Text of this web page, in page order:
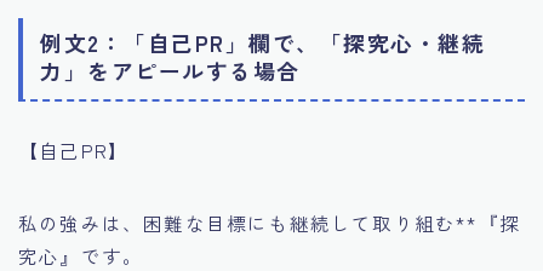
例文2：「自己PR」欄で、「探究心・継続
力」をアピールする場合
【自己PR】
私の強みは、困難な目標にも継続して取り組む**『探
究心』です。